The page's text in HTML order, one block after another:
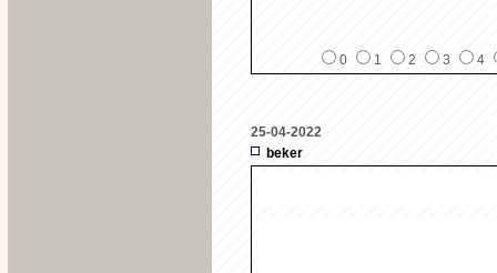
0 1 2 3 4
25-04-2022
beker